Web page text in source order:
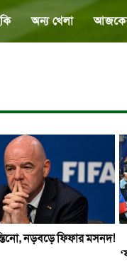
অন্য খেলা
নড়বড়ে ফিফার মসনদ!